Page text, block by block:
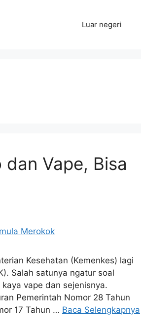
Luar negeri
Vape, Bisa
Kesehatan (Kemenkes) lagi
Salah satunya ngatur soal
vape dan sejenisnya.
Pemerintah Nomor 28 Tahun
17 Tahun … Baca Selengkapnya